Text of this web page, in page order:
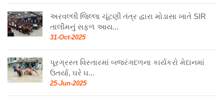
અરવલ્લી જિલ્લા ચૂંટણી તંત્ર દ્વારા મોડાસા ખાતે SIR
તાલીમનું સફળ આય...
31-Oct-2025
પૂરગ્રસ્ત વિસ્તારમાં બજરંગદળના કાર્યકરો મેદાનમાં
ઉતર્યા, ઘરે ઘ...
25-Jun-2025